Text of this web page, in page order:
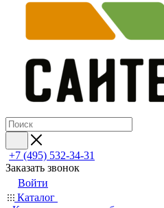
+7 (495) 532‑34‑31
Заказать звонок
Войти
Каталог